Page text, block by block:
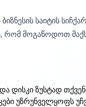
საიტის
რომ მოგაწოდოთ
ზუსტად
უზრუნველყოფს